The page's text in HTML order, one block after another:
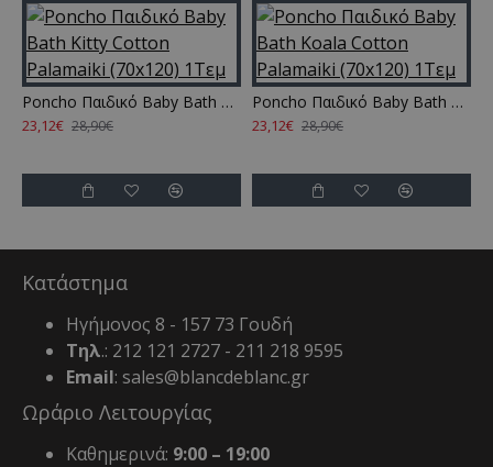
Poncho Παιδικό Baby Bath Kitty Cotton Palamaiki (70x120) 1Τεμ
23,12€ 28,90€
Poncho Παιδικό Baby Bath Koala Cotton Palamaiki (70x120) 1Τεμ
23,12€ 28,90€
Κατάστημα
Ηγήμονος 8 - 157 73 Γουδή
Τηλ.: 212 121 2727 - 211 218 9595
Email: sales@blancdeblanc.gr
Ωράριο Λειτουργίας
Καθημερινά: 9:00 – 19:00